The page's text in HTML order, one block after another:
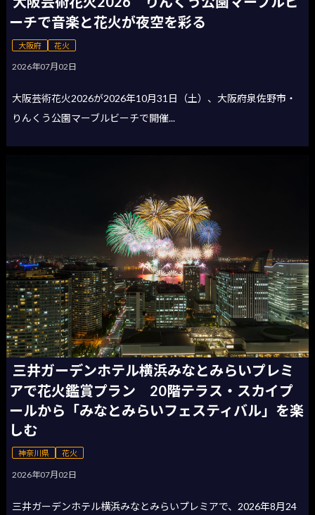
ーチで音楽と花火が夜空を彩る
大阪府 花火
2026年07月02日
大阪芸術花火2026が2026年10月31日（土）、大阪府泉佐野市・
りんくう公園マーブルビーチで開催...
三井ガーデンホテル横浜みなとみらいプレミ
アで花火鑑賞プラン 20階テラス・スカイプ
ールから「みなとみらいフェスティバル」を楽
しむ
神奈川県 花火
2026年07月02日
三井ガーデンホテル横浜みなとみらいプレミアで、2026年8月24